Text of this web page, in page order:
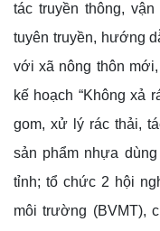
tác truyền thông,
tuyên truyền, hướng
với xã nông thôn
kế hoạch “Không xả
gom, xử lý rác thải,
sản phẩm nhựa
tỉnh; tổ chức 2 hội
môi trường (BVMT),